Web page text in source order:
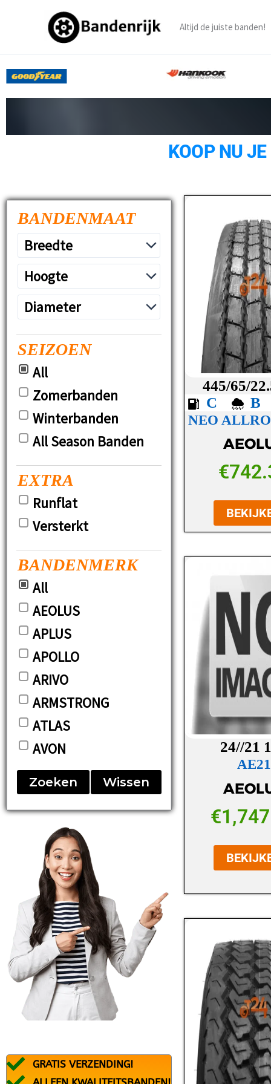
inhoud
Altijd de juiste banden!
KOOP NU
BANDENMAAT
SEIZOEN
All
Zomerbanden
Winterbanden
All Season Banden
EXTRA
Runflat
Versterkt
BANDENMERK
All
AEOLUS
APLUS
APOLLO
ARIVO
ARMSTRONG
ATLAS
AVON
BARUM
BF-GOODRICH
BFGOODRICH
BLACK ARROW
BRIDGESTONE
CONTINENTAL
DEBICA
DUNLOP
DURATURN
FALKEN
FEDERAL
FIREMAX
FORTUNA
Zoeken Wissen
GRATIS VERZENDING!
445/65/
C
B
NEO
€
24//21
AE21
€